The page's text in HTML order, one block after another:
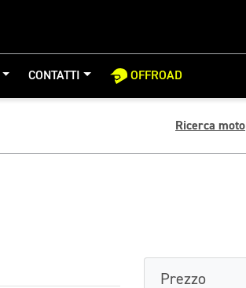
CONTATTI OFFROAD
Ricerca moto
Prezzo